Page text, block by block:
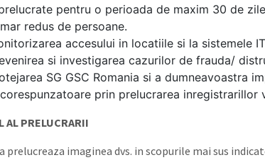
pentru o perioada de maxim 30 de
redus de persoane.
accesului in locatiile si la sistemele
si investigarea cazurilor de frauda/
SG GSC Romania si a dumneavoastra
prin prelucrarea inregistrarillor
AL PRELUCRARII
prelucreaza imaginea dvs. in scopurile mai sus